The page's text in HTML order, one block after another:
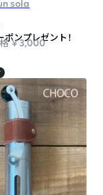
sola
￥3,000
ンプレゼント！